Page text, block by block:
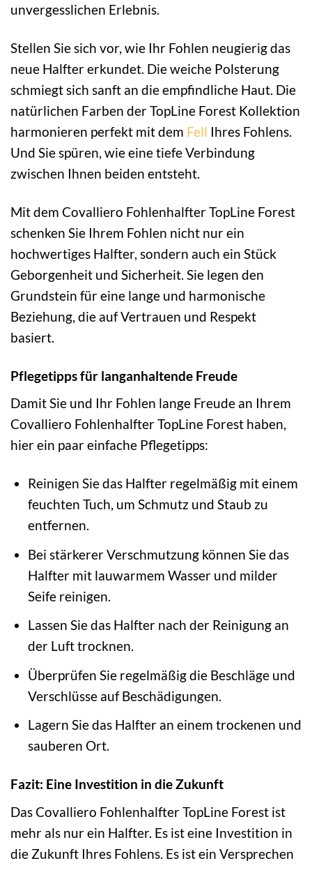
unvergesslichen Erlebnis.
Stellen Sie sich vor, wie Ihr Fohlen neugierig das
neue Halfter erkundet. Die weiche Polsterung
schmiegt sich sanft an die empfindliche Haut. Die
natürlichen Farben der TopLine Forest Kollektion
harmonieren perfekt mit dem Fell Ihres Fohlens.
Und Sie spüren, wie eine tiefe Verbindung
zwischen Ihnen beiden entsteht.
Mit dem Covalliero Fohlenhalfter TopLine Forest
schenken Sie Ihrem Fohlen nicht nur ein
hochwertiges Halfter, sondern auch ein Stück
Geborgenheit und Sicherheit. Sie legen den
Grundstein für eine lange und harmonische
Beziehung, die auf Vertrauen und Respekt
basiert.
Pflegetipps für langanhaltende Freude
Damit Sie und Ihr Fohlen lange Freude an Ihrem
Covalliero Fohlenhalfter TopLine Forest haben,
hier ein paar einfache Pflegetipps:
Reinigen Sie das Halfter regelmäßig mit einem
feuchten Tuch, um Schmutz und Staub zu
entfernen.
Bei stärkerer Verschmutzung können Sie das
Halfter mit lauwarmem Wasser und milder
Seife reinigen.
Lassen Sie das Halfter nach der Reinigung an
der Luft trocknen.
Überprüfen Sie regelmäßig die Beschläge und
Verschlüsse auf Beschädigungen.
Lagern Sie das Halfter an einem trockenen und
sauberen Ort.
Fazit: Eine Investition in die Zukunft
Das Covalliero Fohlenhalfter TopLine Forest ist
mehr als nur ein Halfter. Es ist eine Investition in
die Zukunft Ihres Fohlens. Es ist ein Versprechen